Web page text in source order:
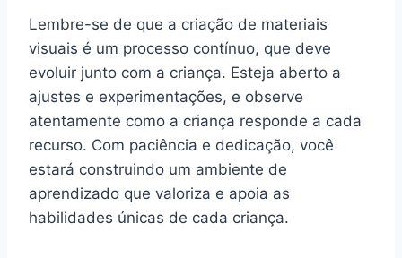
Lembre-se de que a criação de materiais
visuais é um processo contínuo, que deve
evoluir junto com a criança. Esteja aberto a
ajustes e experimentações, e observe
atentamente como a criança responde a cada
recurso. Com paciência e dedicação, você
estará construindo um ambiente de
aprendizado que valoriza e apoia as
habilidades únicas de cada criança.